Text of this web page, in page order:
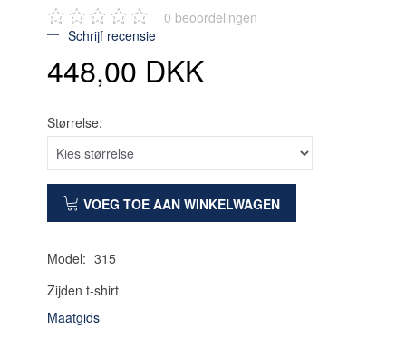
0 beoordelingen
Schrijf recensie
448,00 DKK
Størrelse:
VOEG TOE AAN WINKELWAGEN
Model: 315
Zijden t-shirt
Maatgids